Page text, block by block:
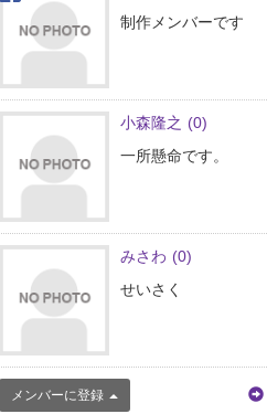
制作メンバーです
小森隆之 (0)
一所懸命です。
みさわ (0)
せいさく
メンバーに登録